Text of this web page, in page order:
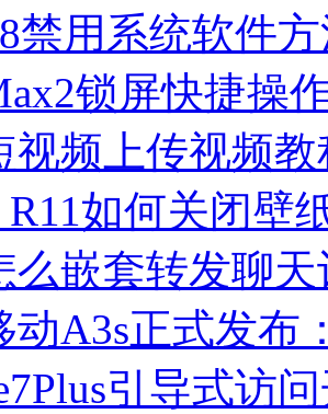
禁用系统软件
锁屏快捷操
视频上传视频教
R11如何关闭壁
么嵌套转发聊天
动A3s正式发布
引导式访